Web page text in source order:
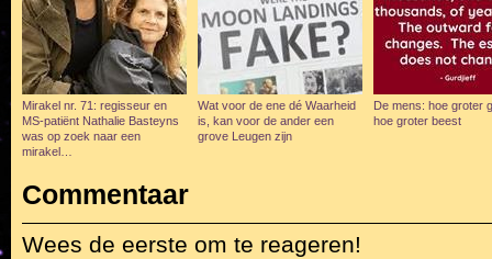
Mirakel nr. 71: regisseur en
MS-patiënt Nathalie Basteyns
was op zoek naar een
mirakel…
Wat voor de ene dé Waarheid
is, kan voor de ander een
grove Leugen zijn
De mens: hoe groter
hoe groter beest
Commentaar
Wees de eerste om te reageren!